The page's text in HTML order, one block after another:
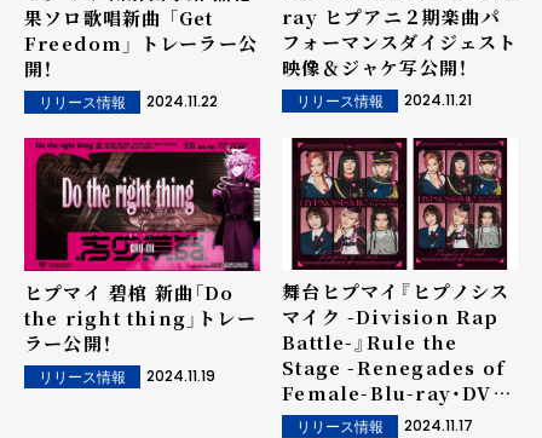
果ソロ歌唱新曲 「Get
Freedom」 トレーラー公
開！
リリース情報 2024.11.22
ray ヒプアニ２期楽曲パ
フォーマンスダイジェスト
映像＆ジャケ写公開！
リリース情報 2024.11.21
ヒプマイ 碧棺 新曲「Do
the right thing」トレー
ラー公開！
リリース情報 2024.11.19
舞台ヒプマイ『ヒプノシス
マイク -Division Rap
Battle-』Rule the
Stage -Renegades of
Female-Blu-ray・DVD
のダイジェスト映像公開！
リリース情報 2024.11.17